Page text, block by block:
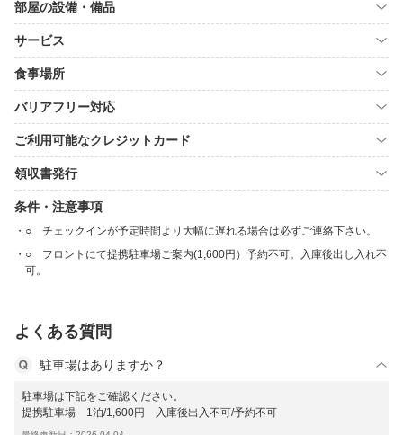
部屋の設備・備品
サービス
食事場所
バリアフリー対応
ご利用可能なクレジットカード
領収書発行
条件・注意事項
○ チェックインが予定時間より大幅に遅れる場合は必ずご連絡下さい。
○ フロントにて提携駐車場ご案内(1,600円）予約不可。入庫後出し入れ不
可。
よくある質問
駐車場はありますか？
駐車場は下記をご確認ください。
提携駐車場 1泊/1,600円 入庫後出入不可/予約不可